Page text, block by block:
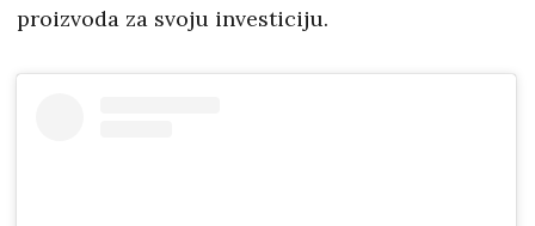
proizvoda za svoju investiciju.